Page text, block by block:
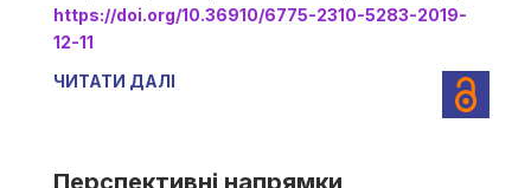
https://doi.org/10.36910/6775-2310-5283-2019-
12-11
ЧИТАТИ ДАЛІ
Перспективні напрямки